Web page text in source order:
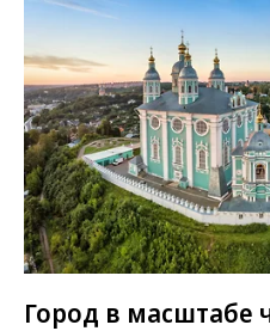
Город в масштабе